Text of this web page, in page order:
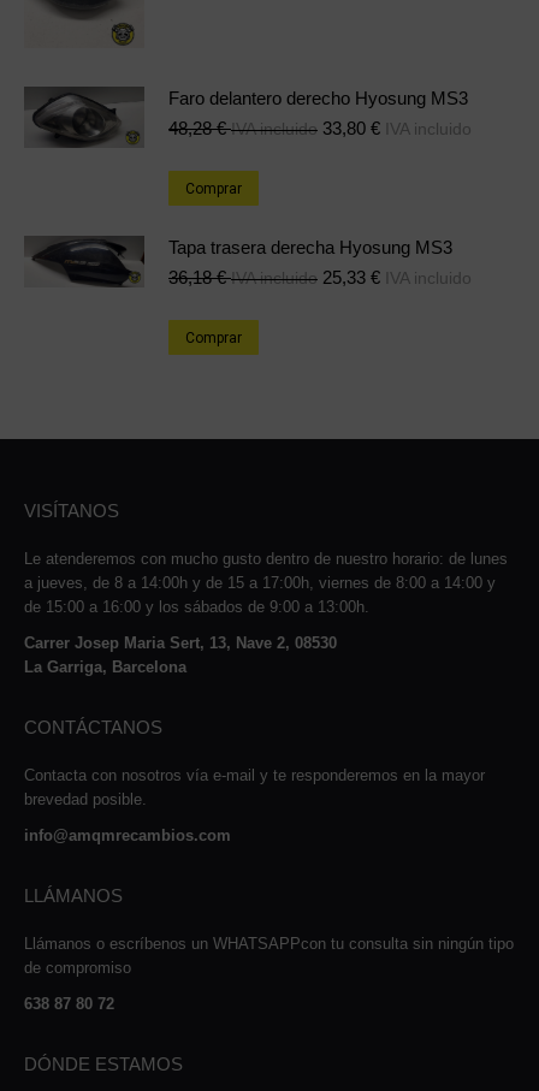
Faro delantero derecho Hyosung MS3
48,28€ IVA incluido 33,80 € IVA incluido
Comprar
Tapa trasera derecha Hyosung MS3
36,18€ IVA incluido 25,33 € IVA incluido
Comprar
VISÍTANOS
Le atenderemos con mucho gusto dentro de nuestro horario: de lunes
a jueves, de 8 a 14:00h y de 15 a 17:00h, viernes de 8:00 a 14:00 y
de 15:00 a 16:00 y los sábados de 9:00 a 13:00h.
Carrer Josep Maria Sert, 13, Nave 2, 08530
La Garriga, Barcelona
CONTÁCTANOS
Contacta con nosotros vía e-mail y te responderemos en la mayor
brevedad posible.
info@amqmrecambios.com
LLÁMANOS
Llámanos o escríbenos un WHATSAPPcon tu consulta sin ningún tipo
de compromiso
638 87 80 72
DÓNDE ESTAMOS